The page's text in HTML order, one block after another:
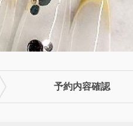
予約内容確認